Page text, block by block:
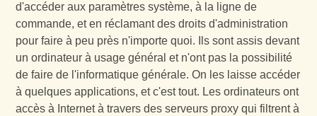
d'accéder aux paramètres système, à la ligne de
commande, et en réclamant des droits d'administration
pour faire à peu près n'importe quoi. Ils sont assis devant
un ordinateur à usage général et n'ont pas la possibilité
de faire de l'informatique générale. On les laisse accéder
à quelques applications, et c'est tout. Les ordinateurs ont
accès à Internet à travers des serveurs proxy qui filtrent à